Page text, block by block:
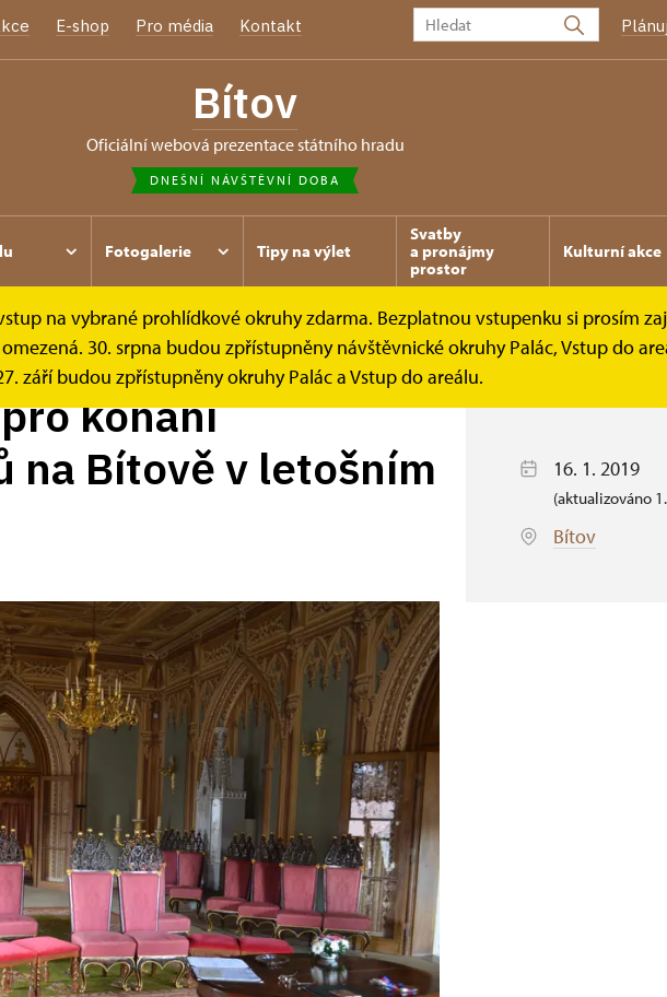
E-shop Pro média Kontakt
Bítov
oficiální webová prezentace státního hradu
DNEŠNÍ NÁVŠTĚVNÍ DOBA
Fotogalerie Tipy na výlet
Svatby
a pronájmy
prostor
Kulturní akce
na vybrané prohlídkové okruhy zdarma. Bezplatnou vstupenku si prosím
30. srpna budou zpřístupněny návštěvnické okruhy Palác, Vstup do
září budou zpřístupněny okruhy Palác a Vstup do areálu.
konání...
konání
na Bítově v letošním
16. 1. 2019
(aktualizováno
Bítov